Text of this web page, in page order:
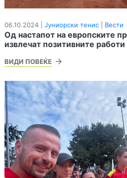
06.10.2024 | Јуниорски тенис Вести
Од настапот на европските
извлечат позитивните работи
ВИДИ ПОВЕЌЕ